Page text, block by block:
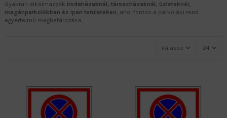
Gyakran alkalmazzák irodaházaknál, társasházaknál, üzleteknél,
magánparkolókban és ipari területeken, ahol fontos a parkolási rend
egyértelmű meghatározása.
Válassz 24